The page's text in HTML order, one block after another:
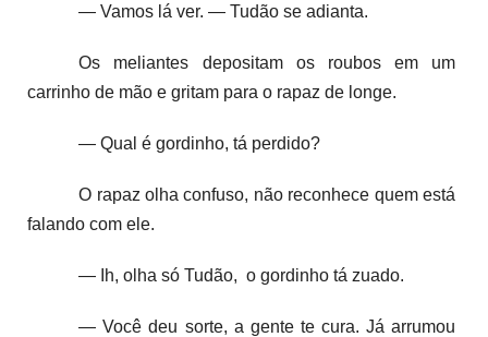
— Vamos lá ver. — Tudão se adianta.
Os meliantes depositam os roubos em um
carrinho de mão e gritam para o rapaz de longe.
— Qual é gordinho, tá perdido?
O rapaz olha confuso, não reconhece quem está
falando com ele.
— Ih, olha só Tudão, o gordinho tá zuado.
— Você deu sorte, a gente te cura. Já arrumou